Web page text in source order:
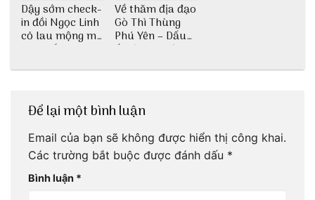
Dậy sớm check-
in đồi Ngọc Linh
cỏ lau mộng mơ
tại Huế nè bạn
Về thăm địa đạo
Gò Thì Thùng
Phú Yên – Dấu
ấn lịch sử còn
Để lại một bình luận
Email của bạn sẽ không được hiển thị công khai.
Các trường bắt buộc được đánh dấu *
Bình luận *